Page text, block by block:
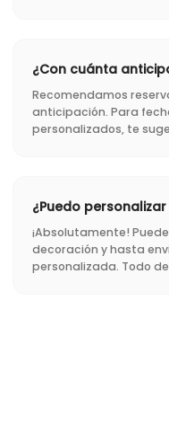
¿Con cuánta
Recomendamos
anticipación. Para
personalizados, te
¿Puedo
¡Absolutamente!
decoración y hasta
personalizada. Todo